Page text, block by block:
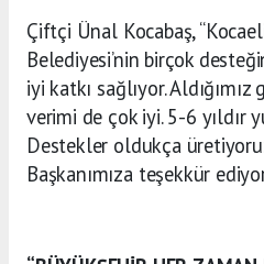
Çiftçi Ünal Kocabaş,
Belediyesi’nin birçok
iyi katkı sağlıyor.
verimi de çok iyi. 5-6 yıldır
Destekler oldukça
Başkanımıza teşekkür